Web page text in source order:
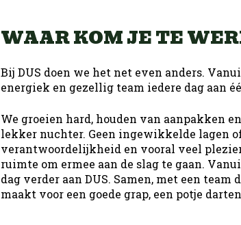
WAAR KOM JE TE
Bij DUS doen we het net even anders.
energiek en gezellig team iedere dag aan
We groeien hard, houden van aanpakken
lekker nuchter. Geen ingewikkelde lagen
verantwoordelijkheid en vooral veel plezier
ruimte om ermee aan de slag te gaan.
dag verder aan DUS. Samen, met een
maakt voor een goede grap, een potje